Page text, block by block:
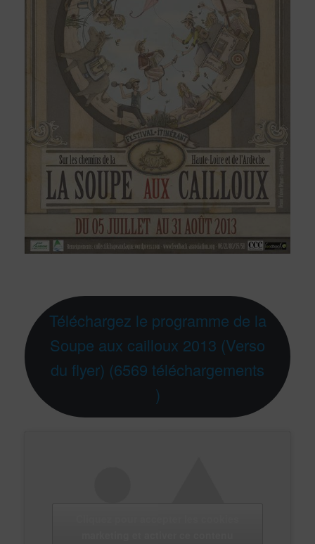
Téléchargez le programme de la
Soupe aux cailloux 2013 (Verso
du flyer) (6569 téléchargements
)